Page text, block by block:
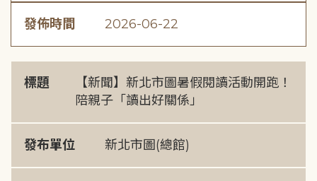
發佈時間 2026-06-22
標題
【新聞】新北市圖暑假閱讀活動開跑！
陪親子「讀出好關係」
發布單位 新北市圖(總館)